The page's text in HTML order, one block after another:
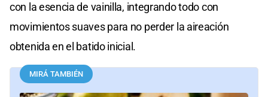
con la esencia de vainilla, integrando todo con
movimientos suaves para no perder la aireación
obtenida en el batido inicial.
MIRÁ TAMBIÉN